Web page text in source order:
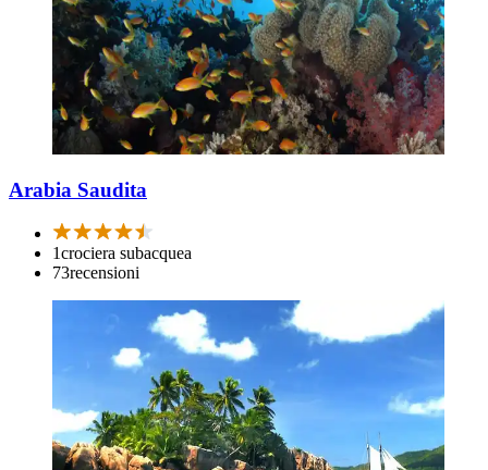
Arabia Saudita
1crociera subacquea
73recensioni